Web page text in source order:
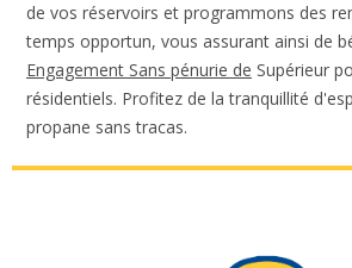
de vos réservoirs et programmons des
temps opportun, vous assurant ainsi de
Engagement Sans pénurie de Supérieur
résidentiels. Profitez de la tranquillité
propane sans tracas.